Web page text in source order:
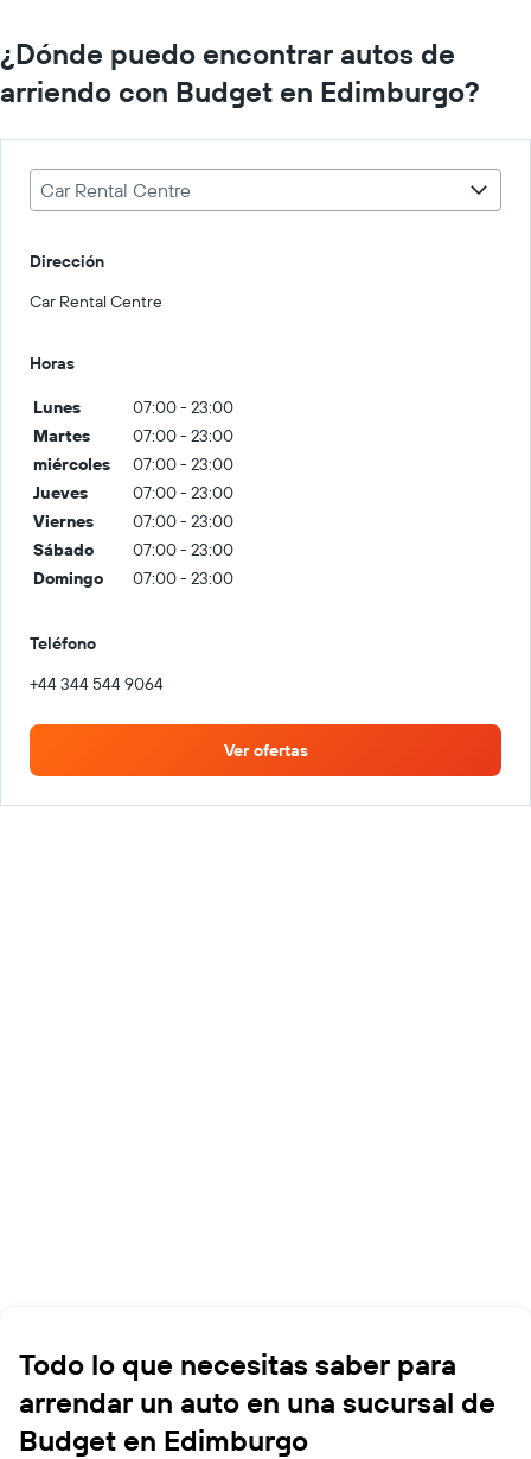
¿Dónde puedo encontrar autos de
arriendo con Budget en Edimburgo?
Car Rental Centre
Dirección
Car Rental Centre
Horas
Lunes
07:00 - 23:00
Martes
07:00 - 23:00
miércoles
07:00 - 23:00
Jueves
07:00 - 23:00
Viernes
07:00 - 23:00
Sábado
07:00 - 23:00
Domingo
07:00 - 23:00
Teléfono
+44 344 544 9064
Ver ofertas
Todo lo que necesitas saber para
arrendar un auto en una sucursal de
Budget en Edimburgo